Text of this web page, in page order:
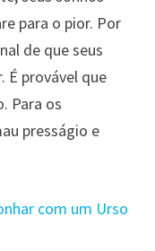
para o pior. Por
de que seus
É provável que
Para os
presságio e
com um Urso